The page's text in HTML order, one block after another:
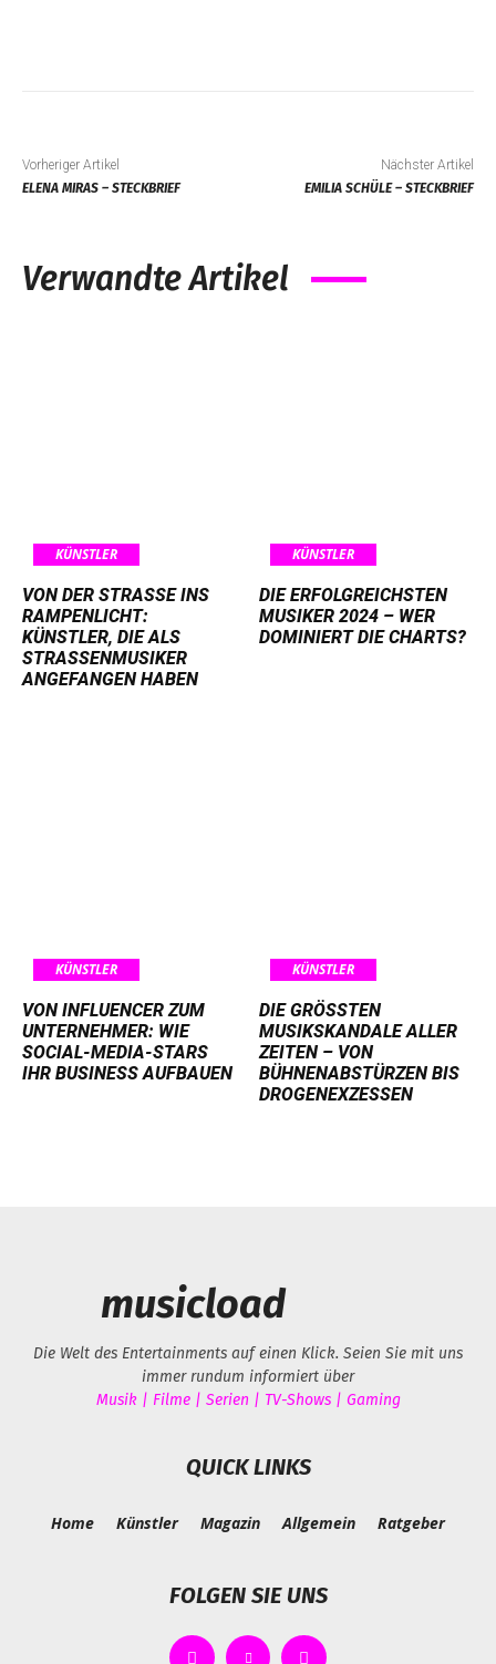
Vorheriger Artikel
ELENA MIRAS – STECKBRIEF
Nächster Artikel
EMILIA SCHÜLE – STECKBRIEF
Verwandte Artikel
KÜNSTLER
VON DER STRASSE INS R
AMPENLICHT: K
ÜNSTLER, DIE ALS S
TRASSENMUSIKER AN
GEFANGEN HABEN
KÜNSTLER
DIE ERFOLGREICHSTEN
MUSIKER 2024 – WER
DOMINIERT DIE CHARTS?
KÜNSTLER
VON INFLUENCER ZUM
UNTERNEHMER: WIE
SOCIAL-MEDIA-STARS
IHR BUSINESS AUFBAUEN
KÜNSTLER
DIE GRÖSSTEN M
USIKSKANDALE ALLER Z
EITEN – VON B
ÜHNENABSTÜRZEN BIS D
ROGENEXZESSEN
musicload
Die Welt des Entertainments auf einen Klick. Seien Sie mit uns
immer rundum informiert über
Musik | Filme | Serien | TV-Shows | Gaming
QUICK LINKS
Home Künstler Magazin Allgemein Ratgeber
FOLGEN SIE UNS